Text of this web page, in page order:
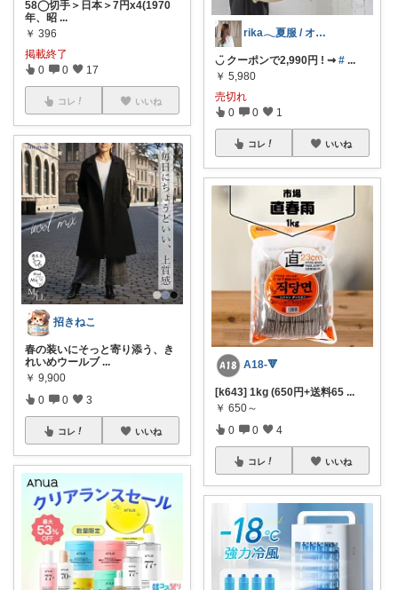
58◯切手＞日本＞7円x4(1970
年、昭 ...
￥ 396
掲載終了
0 0 17
コレ いいね
招きねこ
春の装いにそっと寄り添う、き
れいめウールブ ...
￥ 9,900
0 0 3
コレ いいね
rika𓂃夏服 / オリ写𓍼
◡̈ クーポンで2,990円 ! ⇝ # ...
￥ 5,980
売切れ
0 0 1
コレ いいね
A18-🔻
[k643] 1kg (650円+送料65 ...
￥ 650～
0 0 4
コレ いいね